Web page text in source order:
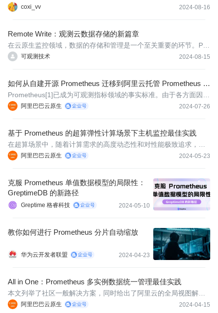
coxi_vv 2024-08-16
Remote Write：观测云数据存储的新篇章
可观测技术 2024-08-15
在云原生监控领域，数据的存储和管理是一个至关重要的环节。Pro
metheus的Remote Write功能为这一环节带来了革命性的改进，它
如何从自建开源 Prometheus 迁移到阿里云托管 Prometheus 服
务
阿里巴巴云原生 2024-07-26
Prometheus[1]已成为可观测指标领域的事实标准。由于各方面因
素，当前还有部分用户的部分场景仍使用“自建开源 Prometheus+自
基于 Prometheus 的超算弹性计算场景下主机监控最佳实践
阿里巴巴云原生 2024-05-23
在超算场景中，随着计算需求的高度动态性和对性能极致追求，对
云计算服务提供商提出了快速调整资源以应对业务高峰与低谷的挑
可靠的监
克服 Prometheus 单值数据模型的局限性：
GreptimeDB 的新路径
Greptime 格睿科技 2024-05-10
教你如何进行 Prometheus 分片自动缩放
华为云开发者联盟 2024-04-23
All in One：Prometheus 多实例数据统一管理最佳实践
阿里巴巴云原生 2024-04-15
本文列举了社区一般解决方案，同时给出了阿里云的全局视图解决
方案，最后给出了某客户基于阿里云 Prometheus 的实践案例，希